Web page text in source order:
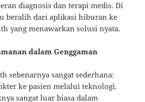
diagnosis dan terapi medis. Di
beralih dari aplikasi hiburan ke
yang menawarkan solusi nyata.
dalam Genggaman
sebenarnya sangat sederhana:
ke pasien melalui teknologi.
sangat luar biasa dalam